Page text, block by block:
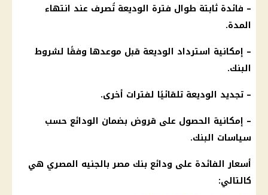
– فائدة ثابتة طوال فترة الوديعة تُصرف عند انتهاء
المدة.
– إمكانية استرداد الوديعة قبل موعدها وفقًا لشروط
البنك.
– تجديد الوديعة تلقائيًا لفترات أخرى.
– إمكانية الحصول على قروض بضمان الودائع حسب
سياسات البنك.
أسعار الفائدة على ودائع بنك مصربالجنيه المصري هي
كالتالي: